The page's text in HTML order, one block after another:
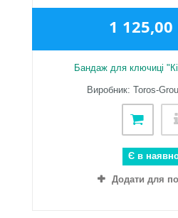
1 125,00
Бандаж для ключиці
Виробник: Toros-
Є в
Додати для